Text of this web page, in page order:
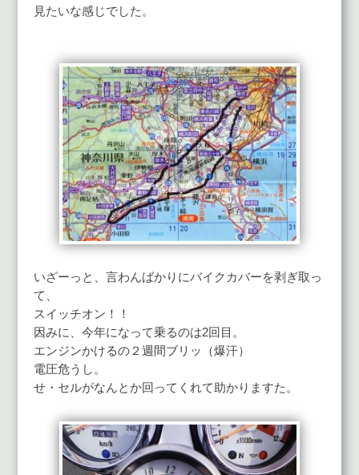
見たいな感じでした。
いざーっと、言わんばかりにバイクカバーを剥ぎ取っ
て、
スイッチオン！！
因みに、今年になって乗るのは2回目。
エンジンかけるの２週間ブリッ（爆汗）
電圧危うし。
せ・セルがなんとか回ってくれて助かりますた。